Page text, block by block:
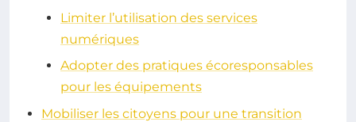
Limiter l’utilisation des services
numériques
Adopter des pratiques écoresponsables
pour les équipements
Mobiliser les citoyens pour une transition